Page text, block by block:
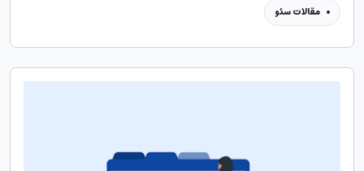
مقالات سئو